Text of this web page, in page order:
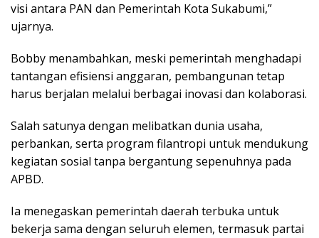
visi antara PAN dan Pemerintah Kota Sukabumi,”
ujarnya.
Bobby menambahkan, meski pemerintah menghadapi
tantangan efisiensi anggaran, pembangunan tetap
harus berjalan melalui berbagai inovasi dan kolaborasi.
Salah satunya dengan melibatkan dunia usaha,
perbankan, serta program filantropi untuk mendukung
kegiatan sosial tanpa bergantung sepenuhnya pada
APBD.
Ia menegaskan pemerintah daerah terbuka untuk
bekerja sama dengan seluruh elemen, termasuk partai